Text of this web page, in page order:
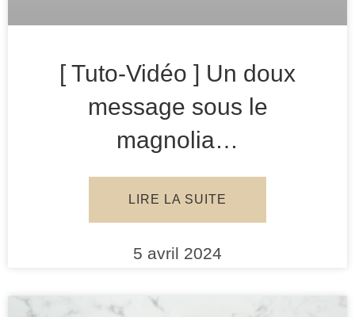
[ Tuto-Vidéo ] Un doux
message sous le
magnolia…
LIRE LA SUITE
5 avril 2024